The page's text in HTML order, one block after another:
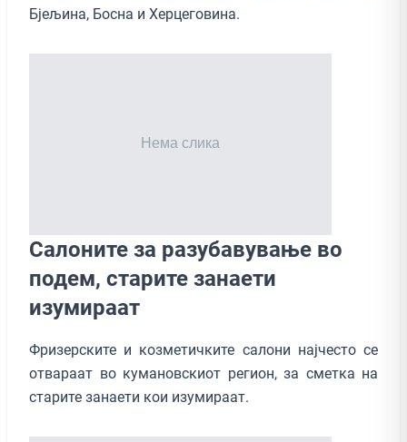
Бјељина, Босна и Херцеговина.
Салоните за разубавување во
подем, старите занаети
изумираат
Фризерските и козметичките салони најчесто се
отвараат во кумановскиот регион, за сметка на
старите занаети кои изумираат.